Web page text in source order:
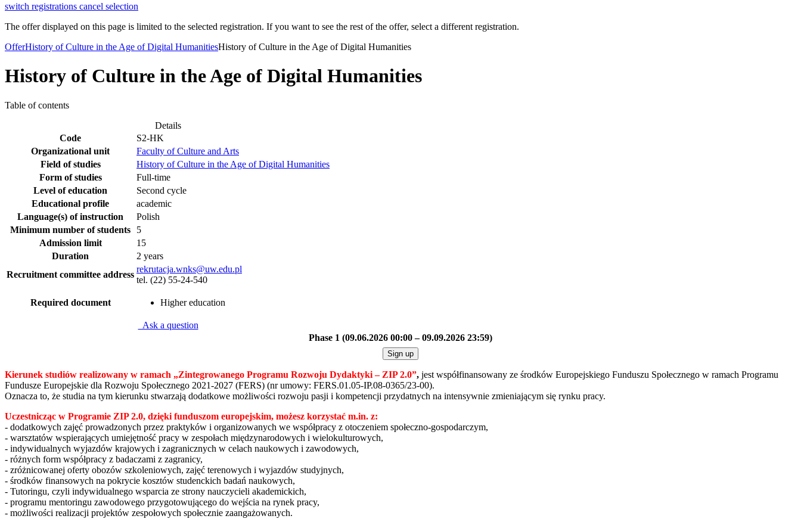
switch registrations cancel selection
The offer displayed on this page is limited to the selected registration. If you want to see the rest of the offer, select a different registration.
OfferHistory of Culture in the Age of Digital HumanitiesHistory of Culture in the Age of Digital Humanities
History of Culture in the Age of Digital Humanities
Table of contents
Details
Code
S2-HK
Organizational unit
Faculty of Culture and Arts
Field of studies
History of Culture in the Age of Digital Humanities
Form of studies
Full-time
Level of education
Second cycle
Educational profile
academic
Language(s) of instruction
Polish
Minimum number of students
5
Admission limit
15
Duration
2 years
Recruitment committee address
rekrutacja.wnks@uw.edu.pl
tel. (22) 55-24-540
Required document Higher education
Ask a question
Phase 1 (09.06.2026 00:00 – 09.09.2026 23:59)
Sign up
Kierunek studiów realizowany w ramach „Zintegrowanego Programu Rozwoju Dydaktyki – ZIP 2.0”, jest współfinansowany ze środków Europejskiego Funduszu Społecznego w ramach Programu
Fundusze Europejskie dla Rozwoju Społecznego 2021-2027 (FERS) (nr umowy: FERS.01.05-IP.08-0365/23-00).
Oznacza to, że studia na tym kierunku stwarzają dodatkowe możliwości rozwoju pasji i kompetencji przydatnych na intensywnie zmieniającym się rynku pracy.
Uczestnicząc w Programie ZIP 2.0, dzięki funduszom europejskim, możesz korzystać m.in. z:
- dodatkowych zajęć prowadzonych przez praktyków i organizowanych we współpracy z otoczeniem społeczno-gospodarczym,
- warsztatów wspierających umiejętność pracy w zespołach międzynarodowych i wielokulturowych,
- indywidualnych wyjazdów krajowych i zagranicznych w celach naukowych i zawodowych,
- różnych form współpracy z badaczami z zagranicy,
- zróżnicowanej oferty obozów szkoleniowych, zajęć terenowych i wyjazdów studyjnych,
- środków finansowych na pokrycie kosztów studenckich badań naukowych,
- Tutoringu, czyli indywidualnego wsparcia ze strony nauczycieli akademickich,
- programu mentoringu zawodowego przygotowującego do wejścia na rynek pracy,
- możliwości realizacji projektów zespołowych społecznie zaangażowanych.